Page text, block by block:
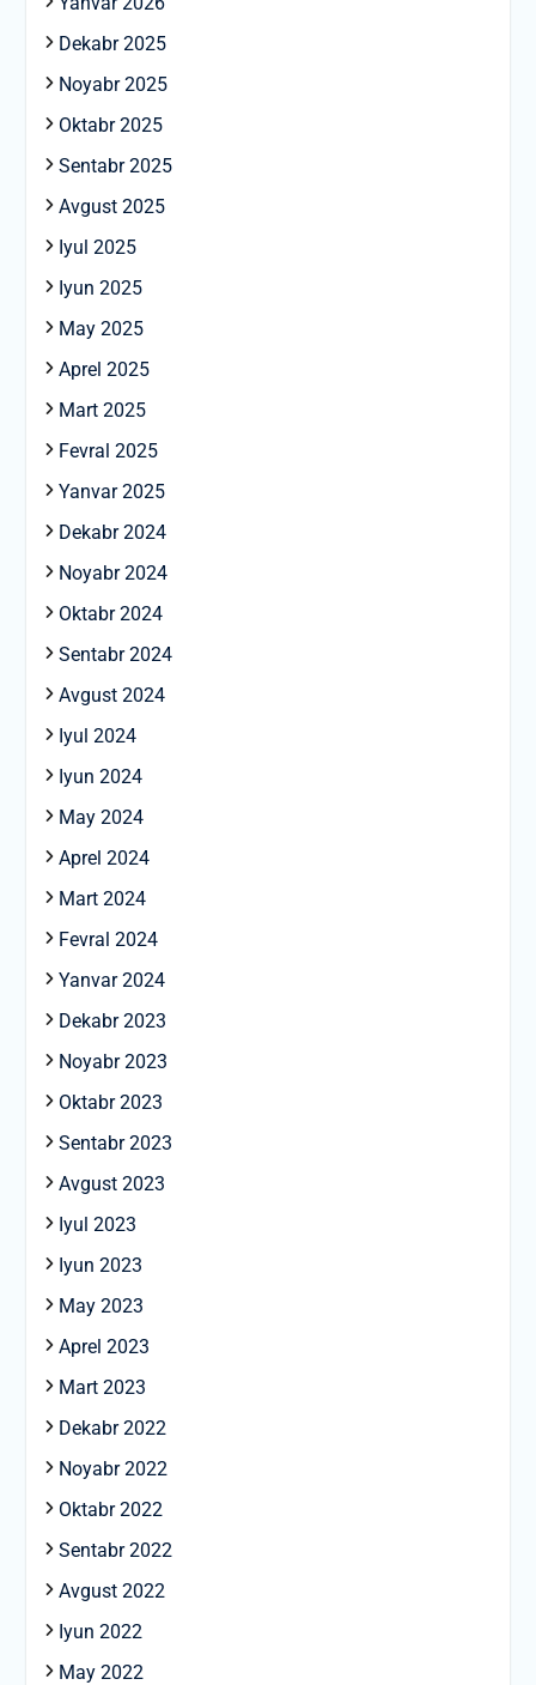
Dekabr 2025
Noyabr 2025
Oktabr 2025
Sentabr 2025
Avgust 2025
Iyul 2025
Iyun 2025
May 2025
Aprel 2025
Mart 2025
Fevral 2025
Yanvar 2025
Dekabr 2024
Noyabr 2024
Oktabr 2024
Sentabr 2024
Avgust 2024
Iyul 2024
Iyun 2024
May 2024
Aprel 2024
Mart 2024
Fevral 2024
Yanvar 2024
Dekabr 2023
Noyabr 2023
Oktabr 2023
Sentabr 2023
Avgust 2023
Iyul 2023
Iyun 2023
May 2023
Aprel 2023
Mart 2023
Dekabr 2022
Noyabr 2022
Oktabr 2022
Sentabr 2022
Avgust 2022
Iyun 2022
May 2022